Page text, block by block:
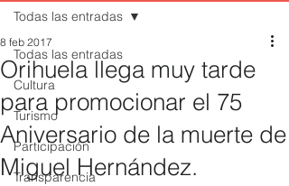
Todas las entradas
Cultura
Turismo
Participación
Transparencia
Todas las entradas
Orihuela llega muy tarde
para promocionar el 75
Aniversario de la muerte de
Miguel Hernández.
8 feb 2017